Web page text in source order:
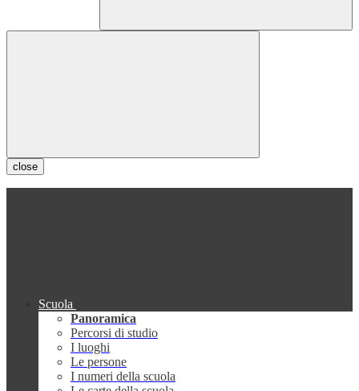
close
Scuola
Panoramica
Percorsi di studio
I luoghi
Le persone
I numeri della scuola